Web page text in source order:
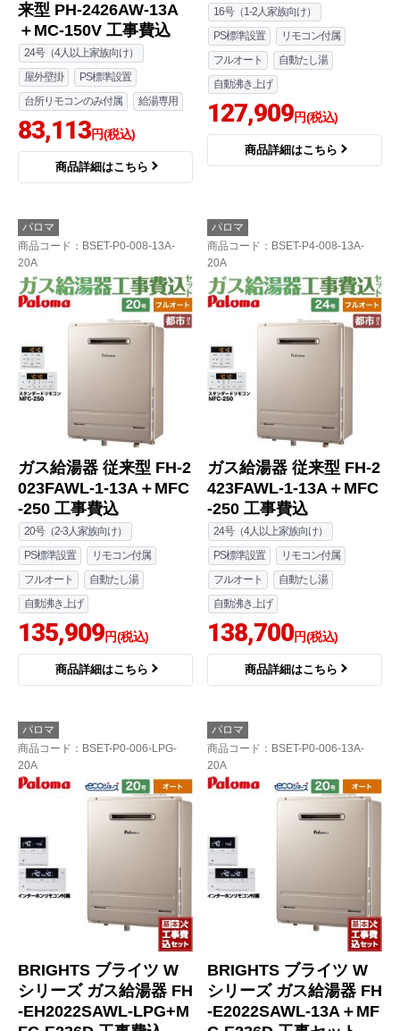
来型 PH-2426AW-13A
＋MC-150V 工事費込
24号（4人以上家族向け）
屋外壁掛
PS標準設置
台所リモコンのみ付属
給湯専用
83,113円(税込)
商品詳細はこちら
16号（1-2人家族向け）
PS標準設置
リモコン付属
フルオート
自動たし湯
自動沸き上げ
127,909円(税込)
商品詳細はこちら
パロマ
商品コード ：BSET-P0-008-13A-
20A
ガス給湯器 従来型 FH-2
023FAWL-1-13A＋MFC
-250 工事費込
20号（2-3人家族向け）
PS標準設置
リモコン付属
フルオート
自動たし湯
自動沸き上げ
135,909円(税込)
商品詳細はこちら
パロマ
商品コード ：BSET-P4-008-13A-
20A
ガス給湯器 従来型 FH-2
423FAWL-1-13A＋MFC
-250 工事費込
24号（4人以上家族向け）
PS標準設置
リモコン付属
フルオート
自動たし湯
自動沸き上げ
138,700円(税込)
商品詳細はこちら
パロマ
商品コード ：BSET-P0-006-LPG-
20A
BRIGHTS ブライツ W
シリーズ ガス給湯器 FH
-EH2022SAWL-LPG+M
パロマ
商品コード ：BSET-P0-006-13A-
20A
BRIGHTS ブライツ W
シリーズ ガス給湯器 FH
-E2022SAWL-13A＋MF